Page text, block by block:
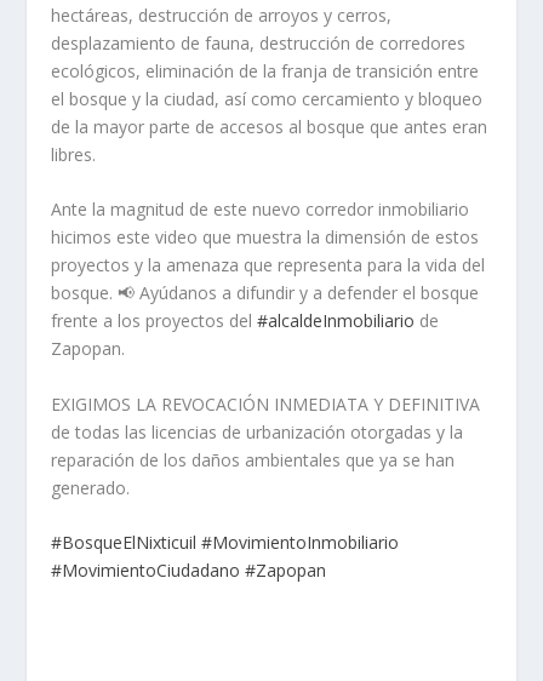
hectáreas, destrucción de arroyos y cerros,
desplazamiento de fauna, destrucción de corredores
ecológicos, eliminación de la franja de transición entre
el bosque y la ciudad, así como cercamiento y bloqueo
de la mayor parte de accesos al bosque que antes eran
libres.
Ante la magnitud de este nuevo corredor inmobiliario
hicimos este video que muestra la dimensión de estos
proyectos y la amenaza que representa para la vida del
bosque. 📢 Ayúdanos a difundir y a defender el bosque
frente a los proyectos del#alcaldeInmobiliario de
Zapopan.
EXIGIMOS LA REVOCACIÓN INMEDIATA Y DEFINITIVA
de todas las licencias de urbanización otorgadas y la
reparación de los daños ambientales que ya se han
generado.
#BosqueElNixticuil #MovimientoInmobiliario
#MovimientoCiudadano #Zapopan